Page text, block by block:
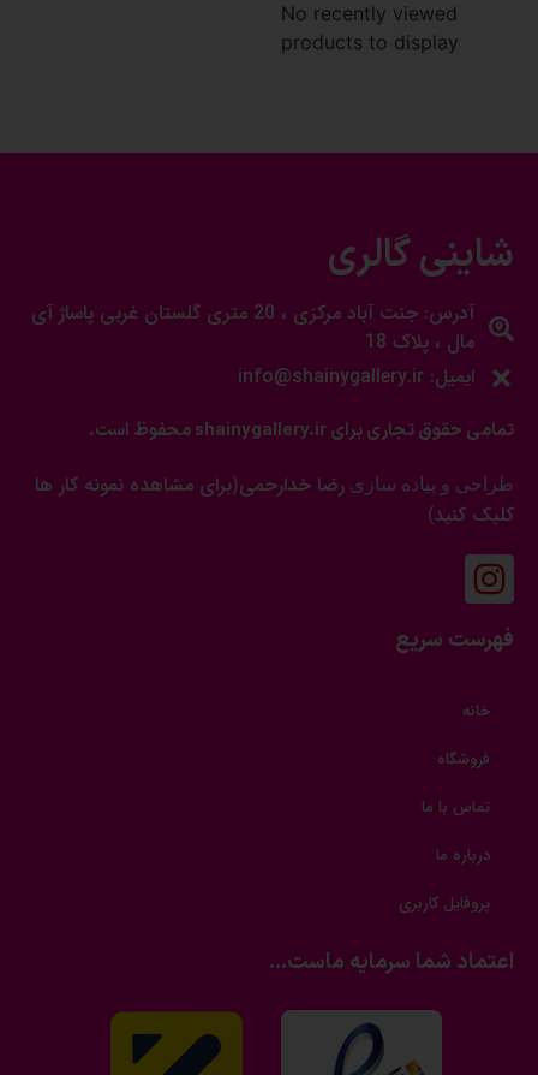
No recently viewed
products to display
شاینی گالری
آدرس: جنت آباد مرکزی ، 20 متری گلستان غربی پاساژ آی
مال ، پلاک 18
ایمیل: info@shainygallery.ir
تمامی حقوق تجاری برای shainygallery.ir محفوظ است.
طراحی و پیاده سازی رضا خدارحمی(برای مشاهده نمونه کار ها
کلیک کنید)
فهرست سریع
خانه
فروشگاه
تماس با ما
درباره ما
پروفایل کاربری
اعتماد شما سرمایه ماست...